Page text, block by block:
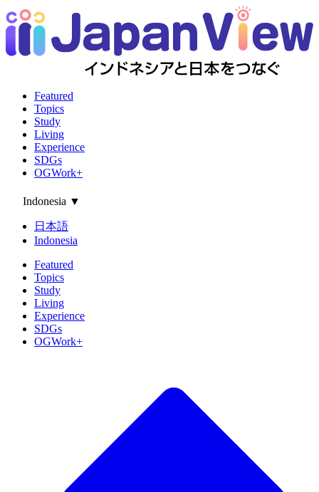
Featured
Topics
Study
Living
Experience
SDGs
OGWork+
Indonesia ▼
日本語
Indonesia
Featured
Topics
Study
Living
Experience
SDGs
OGWork+